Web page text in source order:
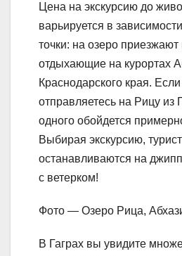
Цена на экскурсию до
варьируется в
точки: на озеро приезжают
отдыхающие на курортах
Краснодарского края.
отправляетесь на Рицу из
одного обойдется
Выбирая экскурсию,
останавливаются на
с ветерком!
Фото — Озеро Рица,
В Гаграх вы увидите